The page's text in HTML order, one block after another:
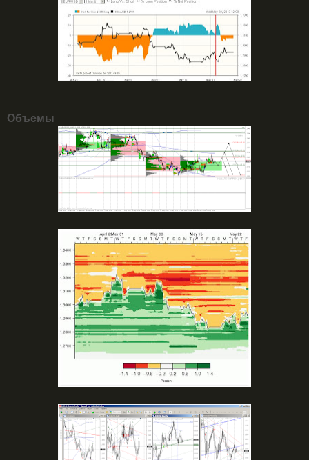
Объемы